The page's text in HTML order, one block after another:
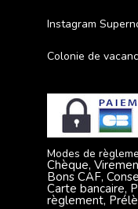
Instagram
Colonie de
Modes de
Chèque,
Bons CAF,
Carte bancaire,
règlement,